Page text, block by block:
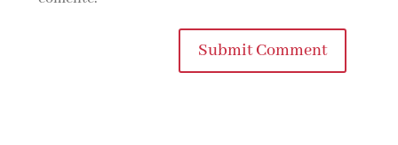
Submit Comment